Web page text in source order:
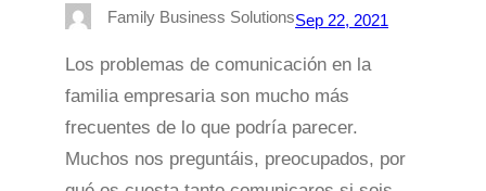
Family Business SolutionsSep 22, 2021
Los problemas de comunicación en la
familia empresaria son mucho más
frecuentes de lo que podría parecer.
Muchos nos preguntáis, preocupados, por